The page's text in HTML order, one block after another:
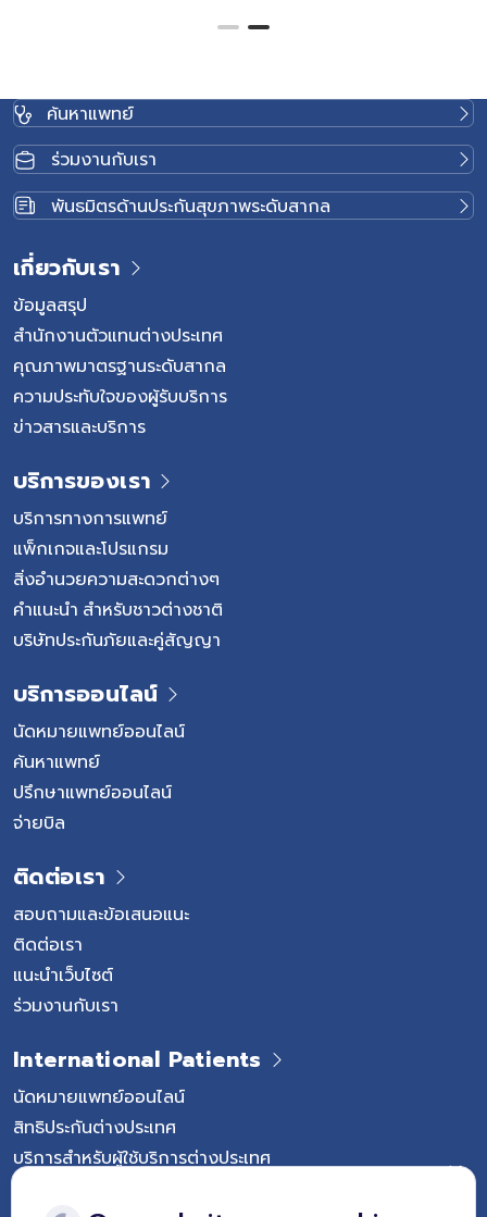
วินิจฉัยที่ถูกต้องจึงมีความสำคัญต่อการเลือกวิธีรักษาที่เหมาะ
สมกับผู้ป่วยแต่ละราย หมอนรองกระดูกคืออะไร และทำไมจึง
สำคัญ หมอนรองกระดูก (Intervertebral Disc) เป็นเนื้อเยื่อที่
อยู่ระหว่างกระดูกสันหลังแต่ละข้อ ทำหน้าที่รองรับแรงกระแทก
กระจายแรงกด และช่วยให้กระดูกสันหลังสามารถเคลื่อนไหวได้
อย่างยืดหยุ่น เมื่ออายุมากขึ้นหรือได้รับแรงกดซ้ำ ๆ หมอนรอง
กระดูกอาจเกิดการเสื่อม สูญเสียความยืดหยุ่น หรือเกิดการฉีก
ขาด ส่งผลให้โครงสร้างรอบกระดูกสันหลังเปลี่ยนแปลง และ
อาจเกิดการกดทับเส้นประสาทตามมา สาเหตุและความเสี่ยง
ของโรคหมอนรองกระดูก หมอนรองกระดูกสามารถเกิดการ
เสื่อมได้ตามธรรมชาติเมื่ออายุมากขึ้น แต่ยังมีปัจจัยหลาย
ประการที่อาจเพิ่มโอกาสเกิดความผิดปกติของหมอนรองกระดูก
และการกดทับเส้นประสาท โดยเฉพาะพฤติกรรมที่ทำให้กระดูก
สันหลังรับแรงกดอย่างต่อเนื่องหรือมากเกินไป ปัจจัยเสี่ยงที่
การปรับพฤติกรรมและดูแลสุขภาพกระดูกสันหลังอย่างเหมาะ
สมสามารถช่วยลดโอกาสเกิดโรคได้ กลุ่มโรคหมอนรองกระดูก
และการกดทับเส้นประสาทมีอะไรบ้าง แม้หลายคนจะเรียกรวมกัน
ว่า “หมอนรองกระดูกทับเส้นประสาท” แต่ในความเป็นจริง โรคใน
กลุ่มนี้มีหลายภาวะที่แตกต่างกัน ทั้งสาเหตุ ตำแหน่งที่เกิดโรค
และแนวทางการรักษา แม้อาการบางอย่างจะคล้ายคลึงกัน แต่
การวินิจฉัยที่ถูกต้องจะช่วยให้แพทย์สามารถวางแผนการรักษา
ค้นหาแพทย์
ร่วมงานกับเรา
พันธมิตรด้านประกันสุขภาพระดับสากล
เกี่ยวกับเรา
ข้อมูลสรุป
สำนักงานตัวแทนต่างประเทศ
คุณภาพมาตรฐานระดับสากล
ความประทับใจของผู้รับบริการ
ข่าวสารและบริการ
บริการของเรา
บริการทางการแพทย์
แพ็กเกจและโปรแกรม
สิ่งอำนวยความสะดวกต่างๆ
คำแนะนำ สำหรับชาวต่างชาติ
บริษัทประกันภัยและคู่สัญญา
บริการออนไลน์
นัดหมายแพทย์ออนไลน์
ค้นหาแพทย์
ปรึกษาแพทย์ออนไลน์
จ่ายบิล
ติดต่อเรา
สอบถามและข้อเสนอแนะ
ติดต่อเรา
แนะนำเว็บไซต์
ร่วมงานกับเรา
International Patients
นัดหมายแพทย์ออนไลน์
สิทธิประกันต่างประเทศ
บริการสำหรับผู้ใช้บริการต่างประเทศ